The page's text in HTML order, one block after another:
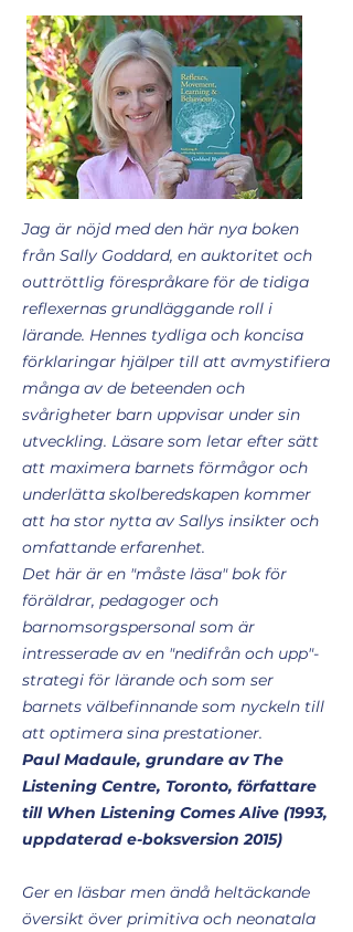
Jag är nöjd med den här nya boken
från Sally Goddard, en auktoritet och
outtröttlig förespråkare för de tidiga
reflexernas grundläggande roll i
lärande. Hennes tydliga och koncisa
förklaringar hjälper till att avmystifiera
många av de beteenden och
svårigheter barn uppvisar under sin
utveckling. Läsare som letar efter sätt
att maximera barnets förmågor och
underlätta skolberedskapen kommer
att ha stor nytta av Sallys insikter och
omfattande erfarenhet.
Det här är en "måste läsa" bok för
föräldrar, pedagoger och
barnomsorgspersonal som är
intresserade av en "nedifrån och upp"-
strategi för lärande och som ser
barnets välbefinnande som nyckeln till
att optimera sina prestationer.
Paul Madaule, grundare av The
Listening Centre, Toronto, författare
till When Listening Comes Alive (1993,
uppdaterad e-boksversion 2015)
Ger en läsbar men ändå heltäckande
översikt över primitiva och neonatala